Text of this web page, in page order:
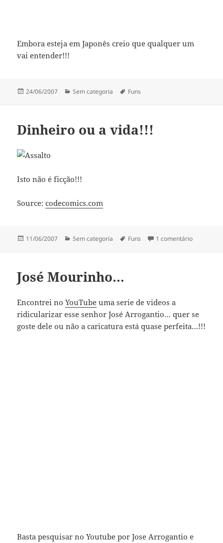
Embora esteja em Japonês creio que qualquer um
vai entender!!!
Publicado
24/06/2007 Categorias
Sem categoria Etiquetas
Funs
Dinheiro ou a vida!!!
Isto não é ficção!!!
Source:codecomics.com
Publicado
11/06/2007 Categorias
Sem categoria Etiquetas
Funs 1 comentárioem
José Mourinho…
Encontrei noYouTube uma serie de videos a
ridicularizar esse senhor José Arrogantio… quer se
goste dele ou não a caricatura está quase perfeita…!!!
Basta pesquisar no Youtube por Jose Arrogantio e